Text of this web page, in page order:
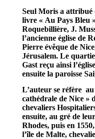
Seul Moris a attribué
livre « Au Pays Bleu
Roquebillière, J.
l’ancienne église de
Pierre évêque de
Jérusalem. Le
Gast reçu ainsi
ensuite la paroisse
L’auteur se réfère au
cathédrale de Nice »
chevaliers
ensuite, au gré de
Rhodes, puis en
l’île de Malte,